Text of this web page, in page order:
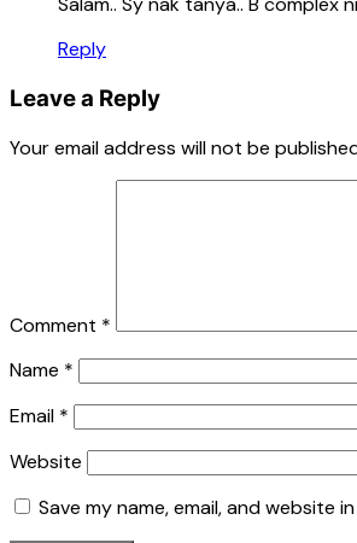
Reply
Leave a Reply
Your email address will not be
Comment *
Name *
Email *
Website
Save my name, email, and website